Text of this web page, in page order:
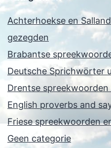
Achterhoekse en
gezegden
Brabantse
Deutsche Sprichwörter
Drentse spreekwoorden
English proverbs and
Friese spreekwoorden
Geen categorie